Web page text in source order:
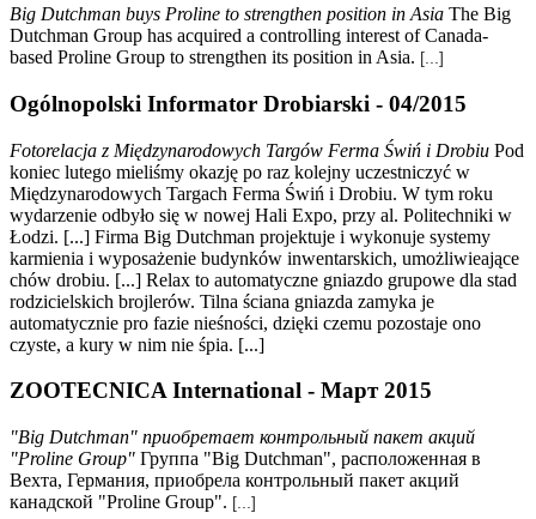
Big Dutchman buys Proline to strengthen position in Asia The Big
Dutchman Group has acquired a controlling interest of Canada-
based Proline Group to strengthen its position in Asia. [...]
Ogólnopolski Informator Drobiarski - 04/2015
Fotorelacja z Międzynarodowych Targów Ferma Świń i Drobiu Pod
koniec lutego mieliśmy okazję po raz kolejny uczestniczyć w
Międzynarodowych Targach Ferma Świń i Drobiu. W tym roku
wydarzenie odbyło się w nowej Hali Expo, przy al. Politechniki w
Łodzi. [...] Firma Big Dutchman projektuje i wykonuje systemy
karmienia i wyposażenie budynków inwentarskich, umożliwieające
chów drobiu. [...] Relax to automatyczne gniazdo grupowe dla stad
rodzicielskich brojlerów. Tilna ściana gniazda zamyka je
automatycznie pro fazie nieśności, dzięki czemu pozostaje ono
czyste, a kury w nim nie śpia. [...]
ZOOTECNICA International - Март 2015
"Big Dutchman" приобретает контрольный пакет акций
"Proline Group" Группа "Big Dutchman", расположенная в
Вехта, Германия, приобрела контрольный пакет акций
канадской "Proline Group". [...]